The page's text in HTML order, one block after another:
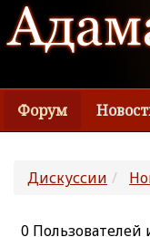
Форум
Дискуссии
0 Пользователей